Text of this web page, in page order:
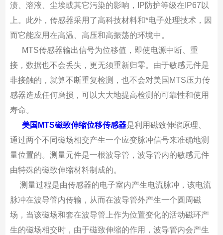
渍、溶液、尘埃或其它污染的影响，IP防护等级在IP67以
上。此外，传感器采用了高科技材料和*电子处理技术，因
而它能应用在高温、高压和高振荡的环境中。
MTS传感器输出信号为位移值，即使电源中断、重
接，数据也不会丢失，更无须重新归零。由于敏感元件是
非接触的，就算不断重复检测，也不会对美国MTS压力传
感器造成任何磨损，可以大大地提高检测的可靠性和使用
寿命。
美国MTS磁致伸缩位移传感器是利用磁致伸缩原理、
通过两个不同磁场相交产生一个应变脉冲信号来准确地测
量位置的。测量元件是一根波导管，波导管内的敏感元件
由特殊的磁致伸缩材料制成的。
测量过程是由传感器的电子室内产生电流脉冲，该电流
脉冲在波导管内传输，从而在波导管外产生一个圆周磁
场，当该磁场和套在波导管上作为位置变化的活动磁环产
生的磁场相交时，由于磁致伸缩的作用，波导管内会产生